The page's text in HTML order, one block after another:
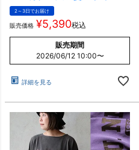
2～3日でお届け
販売価格 ¥5,390税込
販売期間
2026/06/12 10:00〜
詳細を見る